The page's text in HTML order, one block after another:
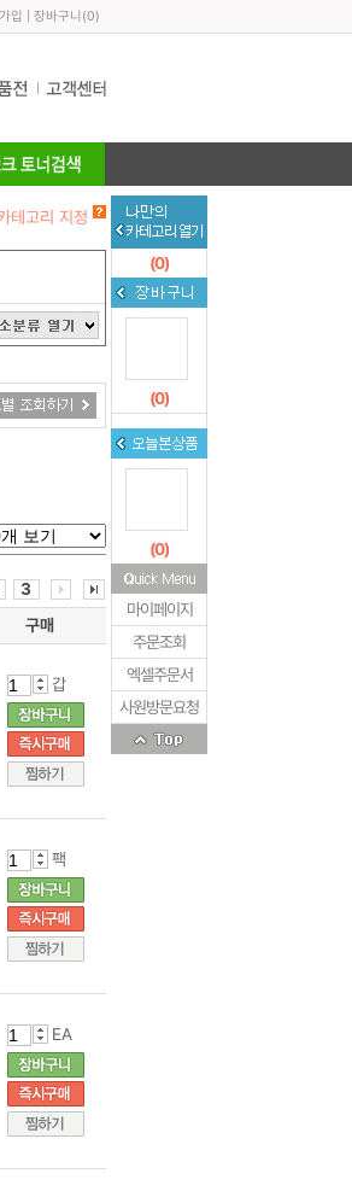
입 장바구니 (0)
테고리 지정
3
구매
갑
팩
EA
(0)
(0)
(0)
마이페이지
주문조회
엑셀주문서
사원방문요청